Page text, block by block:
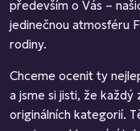
především o Vás –
jedinečnou atmosféru
rodiny.
Chceme ocenit ty
a jsme si jisti, že
originálních kategorií.